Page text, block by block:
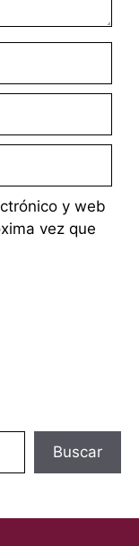
y web
vez que
Buscar